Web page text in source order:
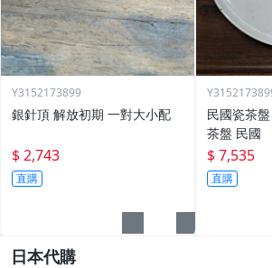
Y3152173899
銀針頂 解放初期 一對大小配
$ 2,743
直購
民國瓷茶
茶盤 民國
$ 7,535
直購
日本代購